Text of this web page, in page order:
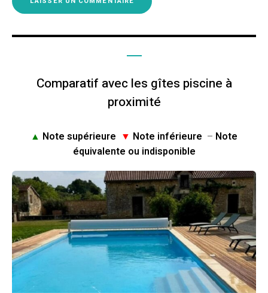
Comparatif avec les gîtes piscine à
proximité
▲ Note supérieure ▼ Note inférieure – Note
équivalente ou indisponible